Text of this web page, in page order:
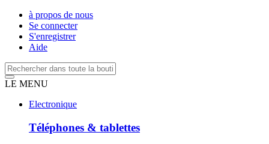
à propos de nous
Se connecter
S'enregistrer
Aide
LE MENU
Electronique
Téléphones & tablettes